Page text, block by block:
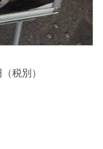
税別）